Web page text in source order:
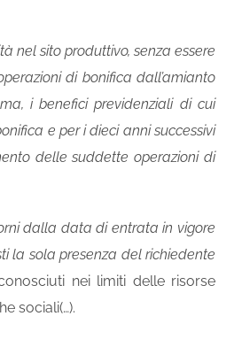
nel sito produttivo, senza essere
di bonifica dall’amianto
i benefici previdenziali di cui
e per i dieci anni successivi
delle suddette operazioni di
dalla data di entrata in vigore
la sola presenza del richiedente
nei limiti delle risorse
sociali(…).